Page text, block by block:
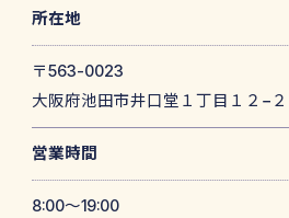
所在地
〒563-0023
大阪府池田市井口堂１丁目１２−２
営業時間
8:00～19:00